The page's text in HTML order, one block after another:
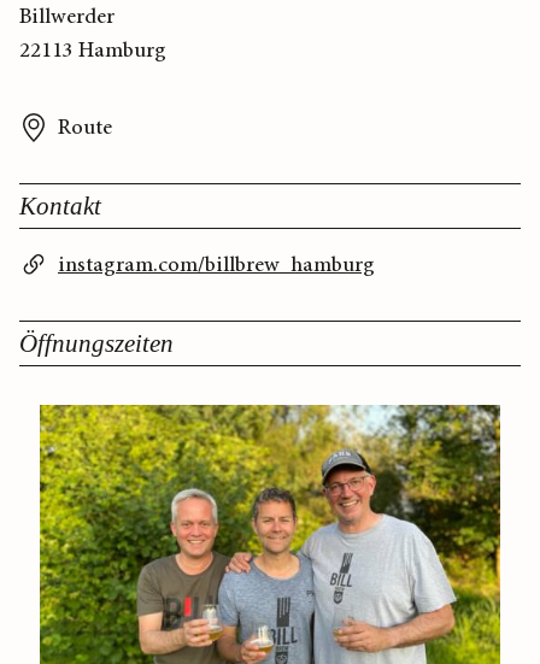
Billwerder
22113 Hamburg
Route
Kontakt
instagram.com/billbrew_hamburg
Öffnungszeiten